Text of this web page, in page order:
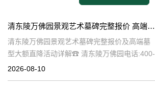
清东陵万佛园景观艺术墓碑完整报价 高端墓型大额直降活动详解
清东陵万佛园景观艺术墓碑完整报价及高端墓
型大额直降活动详解☎ 清东陵万佛园电话:400-
838-5063清东陵万佛园，作为中国历史上著名
2026-08-10